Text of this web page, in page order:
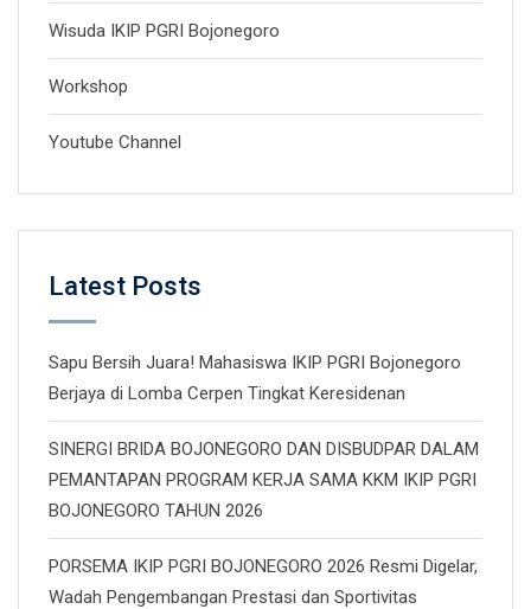
Wisuda IKIP PGRI Bojonegoro
Workshop
Youtube Channel
Latest Posts
Sapu Bersih Juara! Mahasiswa IKIP PGRI Bojonegoro
Berjaya di Lomba Cerpen Tingkat Keresidenan
SINERGI BRIDA BOJONEGORO DAN DISBUDPAR DALAM
PEMANTAPAN PROGRAM KERJA SAMA KKM IKIP PGRI
BOJONEGORO TAHUN 2026
PORSEMA IKIP PGRI BOJONEGORO 2026 Resmi Digelar,
Wadah Pengembangan Prestasi dan Sportivitas